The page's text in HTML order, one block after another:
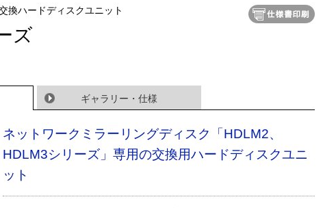
換ハードディスクユニット
ズ
ギャラリー・仕様
ネットワークミラーリングディスク「HDLM2、
HDLM3シリーズ」専用の交換用ハードディスクユニ
ット